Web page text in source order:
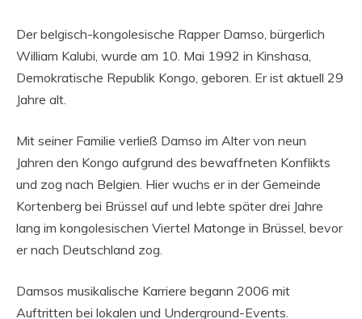
Der belgisch-kongolesische Rapper Damso, bürgerlich
William Kalubi, wurde am 10. Mai 1992 in Kinshasa,
Demokratische Republik Kongo, geboren. Er ist aktuell 29
Jahre alt.
Mit seiner Familie verließ Damso im Alter von neun
Jahren den Kongo aufgrund des bewaffneten Konflikts
und zog nach Belgien. Hier wuchs er in der Gemeinde
Kortenberg bei Brüssel auf und lebte später drei Jahre
lang im kongolesischen Viertel Matonge in Brüssel, bevor
er nach Deutschland zog.
Damsos musikalische Karriere begann 2006 mit
Auftritten bei lokalen und Underground-Events.